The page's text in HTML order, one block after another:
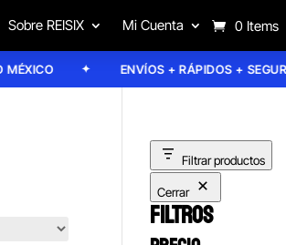
Sobre REISIX Mi Cuenta 0 Items
ENVÍOS + RÁPIDOS + SEGUROS
Filtrar productos
Cerrar
FILTROS